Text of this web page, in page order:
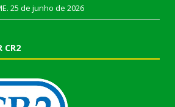
25 de junho de 2026
CR2